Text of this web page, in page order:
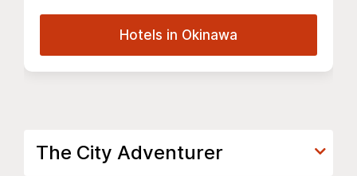
Hotels in Okinawa
The City Adventurer